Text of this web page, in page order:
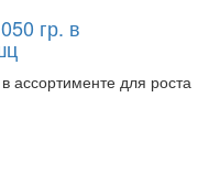
гр. в
ассортименте для роста